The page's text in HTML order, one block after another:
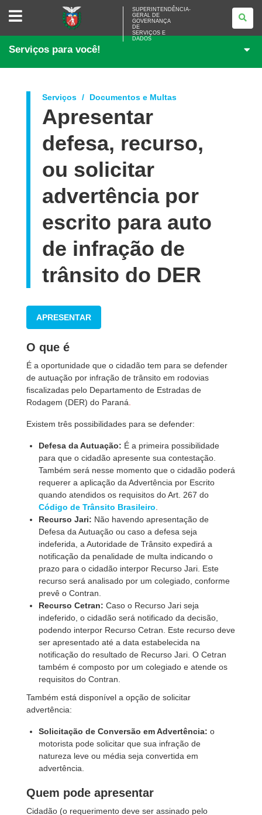
SUPERINTENDÊNCIA-
<BR>GOVERNANÇA
SERVIÇOS
DADOS
SUPERINTENDÊNCIA-
GERAL DE
GOVERNANÇA
DE
SERVIÇOS E
DADOS
Serviços para você!
Serviços Documentos e Multas
Apresentar
defesa, recurso,
ou solicitar
advertência por
escrito para auto
de infração de
trânsito do DER
APRESENTAR
O que é
É a oportunidade que o cidadão tem para se defender
de autuação por infração de trânsito em rodovias
fiscalizadas pelo Departamento de Estradas de
Rodagem (DER) do Paraná
Existem três possibilidades para se defender:
Defesa da Autuação: É a primeira possibilidade
para que o cidadão apresente sua contestação.
Também será nesse momento que o cidadão poderá
requerer a aplicação da Advertência por Escrito
quando atendidos os requisitos do Art. 267 do
Código de Trânsito Brasileiro
Recurso Jari: Não havendo apresentação de
Defesa da Autuação ou caso a defesa seja
indeferida, a Autoridade de Trânsito expedirá a
notificação da penalidade de multa indicando o
prazo para o cidadão interpor Recurso Jari. Este
recurso será analisado por um colegiado, conforme
prevê o Contran.
Recurso Cetran:Caso o Recurso Jari seja
indeferido, o cidadão será notificado da decisão,
podendo interpor Recurso Cetran. Este recurso deve
ser apresentado até a data estabelecida na
notificação do resultado de Recurso Jari. O Cetran
também é composto por um colegiado e atende os
requisitos do Contran.
Também está disponível a opção de solicitar
advertência:
Solicitação de Conversão em Advertência: o
motorista pode solicitar que sua infração de
natureza leve ou média seja convertida em
advertência.
Quem pode apresentar
Cidadão (o requerimento deve ser assinado pelo